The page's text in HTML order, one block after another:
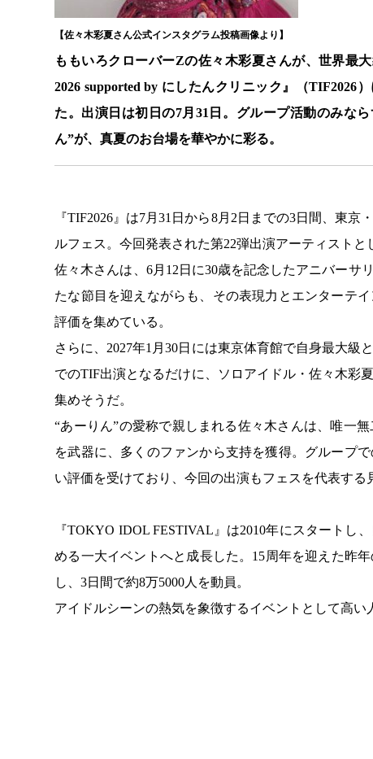
【佐々木彩夏さん公式インスタグラム投稿画像より】
ももいろクローバーZの佐々木彩夏さんが、世界最
2026 supported by にしたんクリニック』（TIF2026
た。出演日は初日の7月31日。グループ活動のみな
ん”が、真夏のお台場を華やかに彩る。
『TIF2026』は7月31日から8月2日までの3日間、東
ルフェス。今回発表された第22弾出演アーティストと
佐々木さんは、6月12日に30歳を記念したアニバーサ
たな節目を迎えながらも、その表現力とエンターテ
評価を集めている。
さらに、2027年1月30日には東京体育館で自身最大
でのTIF出演となるだけに、ソロアイドル・佐々木彩
集めそうだ。
“あーりん”の愛称で親しまれる佐々木さんは、唯一
を武器に、多くのファンから支持を獲得。グループ
い評価を受けており、今回の出演もフェスを代表する
『TOKYO IDOL FESTIVAL』は2010年にスタートし
める一大イベントへと成長した。15周年を迎えた昨
し、3日間で約8万5000人を動員。
アイドルシーンの熱気を象徴するイベントとして高い